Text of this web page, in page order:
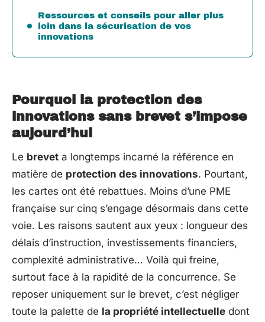
Ressources et conseils pour aller plus
loin dans la sécurisation de vos
innovations
Pourquoi la protection des
innovations sans brevet s’impose
aujourd’hui
Le brevet a longtemps incarné la référence en
matière de protection des innovations. Pourtant,
les cartes ont été rebattues. Moins d’une PME
française sur cinq s’engage désormais dans cette
voie. Les raisons sautent aux yeux : longueur des
délais d’instruction, investissements financiers,
complexité administrative… Voilà qui freine,
surtout face à la rapidité de la concurrence. Se
reposer uniquement sur le brevet, c’est négliger
toute la palette de la propriété intellectuelle dont